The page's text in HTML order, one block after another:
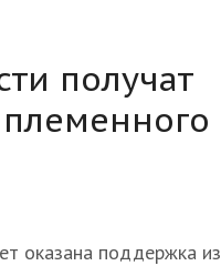
получат
оказана поддержка из